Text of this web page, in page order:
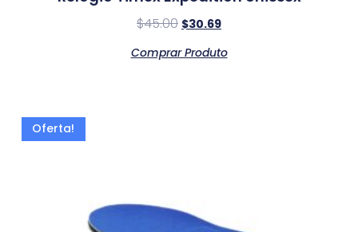
$45.00 $30.69
Comprar Produto
Oferta!